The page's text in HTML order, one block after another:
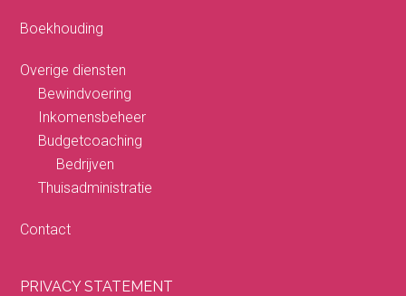
Boekhouding
Overige diensten
Bewindvoering
Inkomensbeheer
Budgetcoaching
Bedrijven
Thuisadministratie
Contact
PRIVACY STATEMENT